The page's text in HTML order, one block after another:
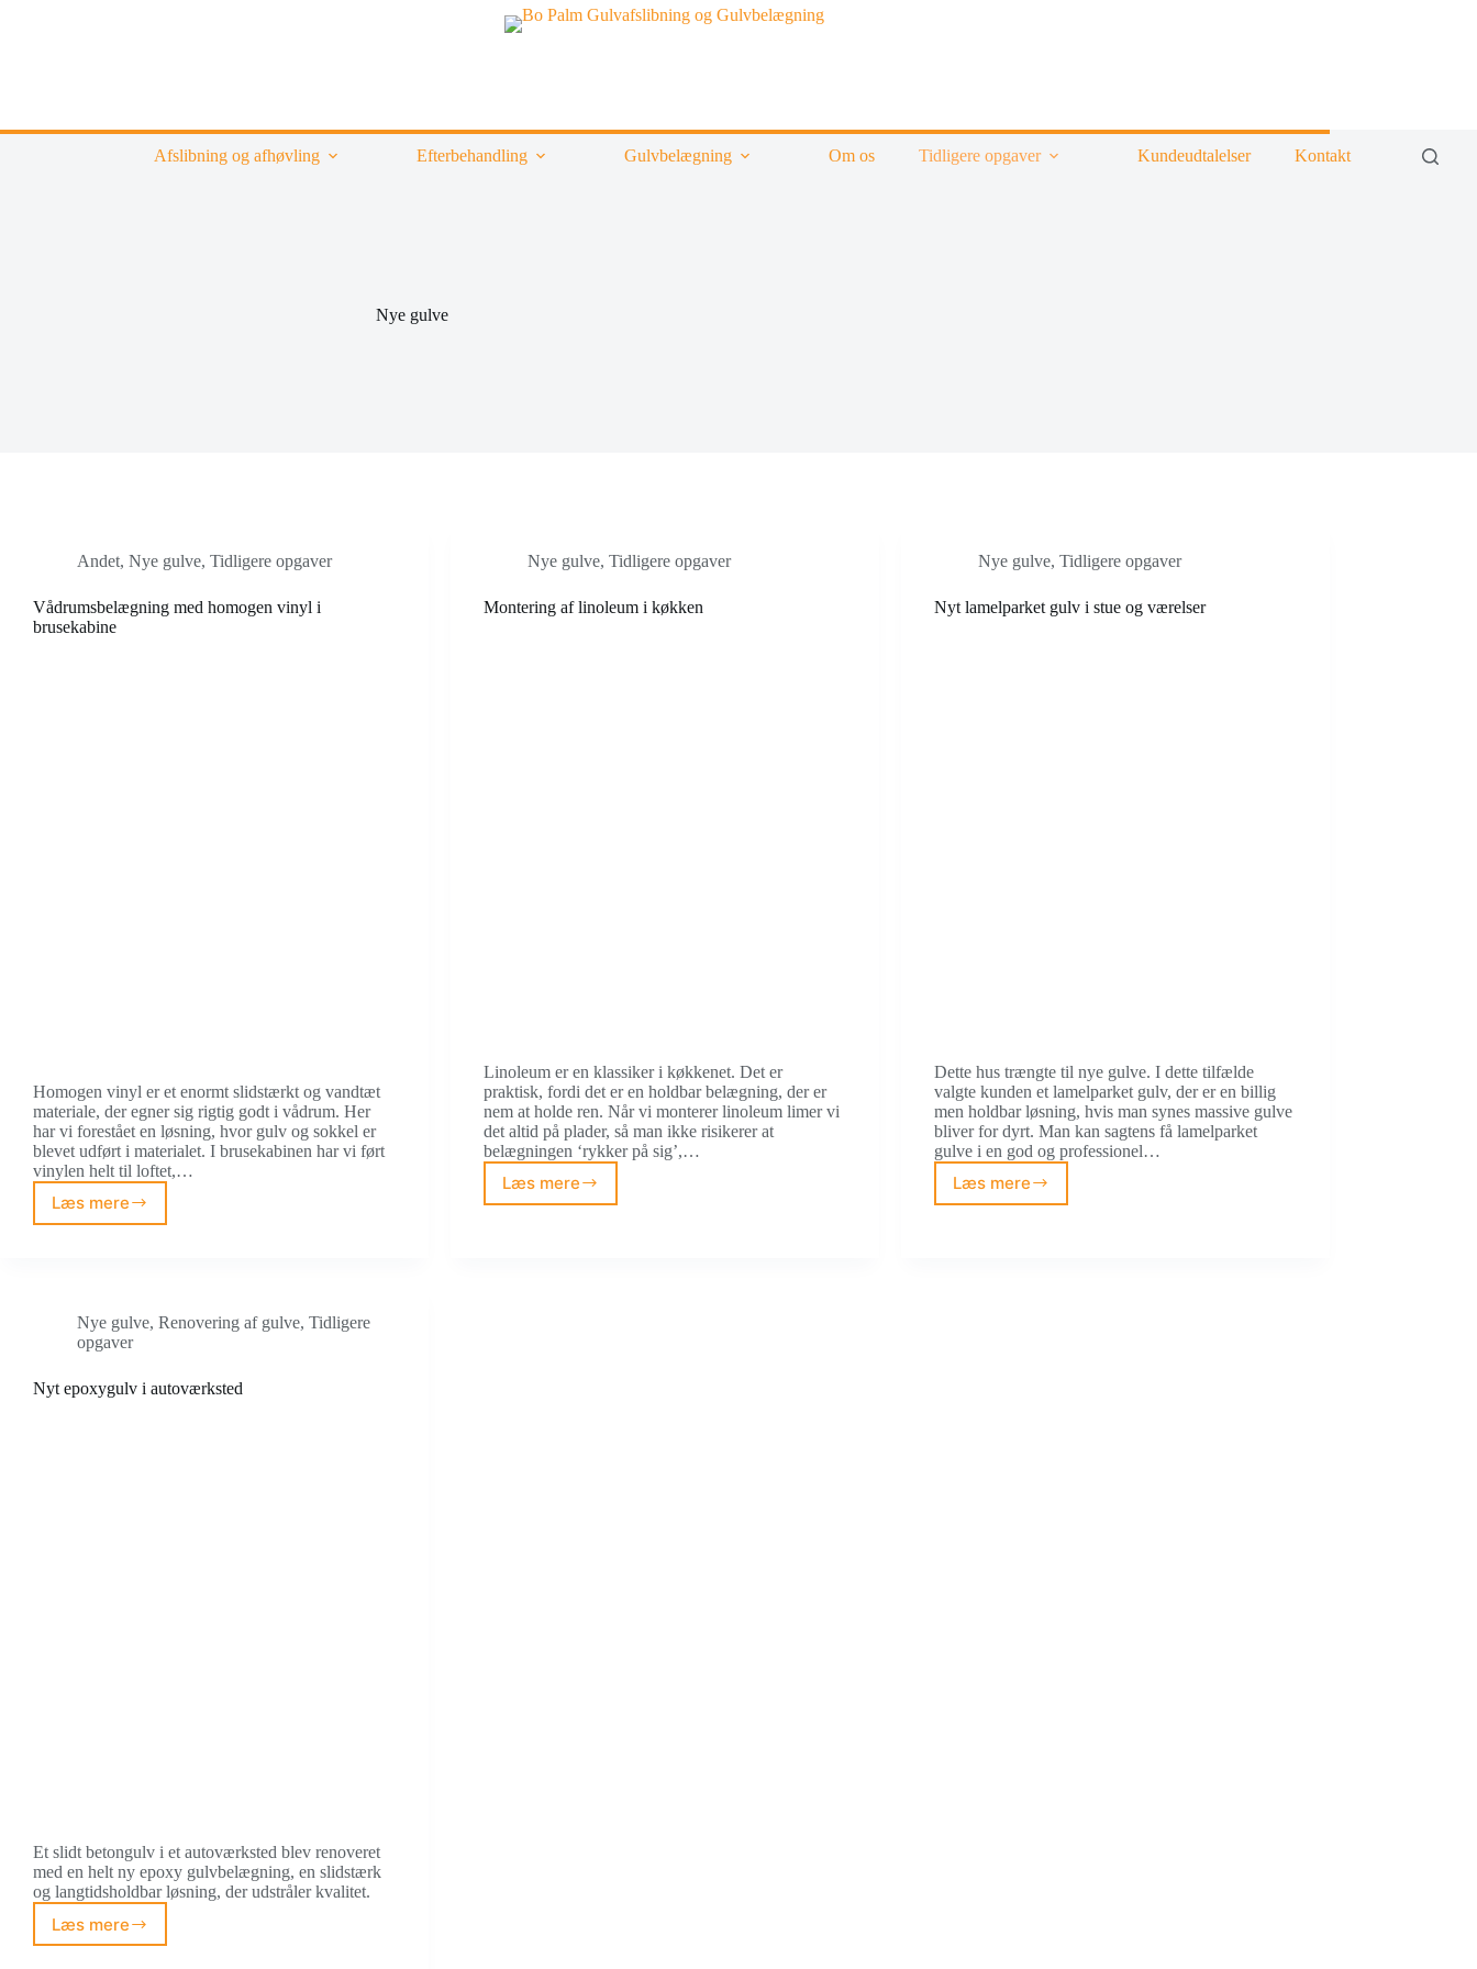
Afslibning og afhøvling Efterbehandling Gulvbelægning Om os Tidligere opgaver Kundeudtalelser Kontakt
Nye gulve
Andet, Nye gulve, Tidligere opgaver
Vådrumsbelægning med homogen vinyl i
brusekabine
Homogen vinyl er et enormt slidstærkt og vandtæt
materiale, der egner sig rigtig godt i vådrum. Her
har vi forestået en løsning, hvor gulv og sokkel er
blevet udført i materialet. I brusekabinen har vi ført
vinylen helt til loftet,…
Læs mereVådrumsbelægning
brusekabine
Nye gulve, Tidligere opgaver
Montering af linoleum i køkken
Linoleum er en klassiker i køkkenet. Det er
praktisk, fordi det er en holdbar belægning, der er
nem at holde ren. Når vi monterer linoleum limer vi
det altid på plader, så man ikke risikerer at
belægningen ‘rykker på sig’,…
Læs mereMontering
Nye gulve, Tidligere opgaver
Nyt lamelparket gulv i stue og værelser
Dette hus trængte til nye gulve. I dette tilfælde
valgte kunden et lamelparket gulv, der er en billig
men holdbar løsning, hvis man synes massive gulve
bliver for dyrt. Man kan sagtens få lamelparket
gulve i en god og professionel…
Læs mere
Nyt
Nye gulve, Renovering af gulve, Tidligere
opgaver
Nyt epoxygulv i autoværksted
Et slidt betongulv i et autoværksted blev renoveret
med en helt ny epoxy gulvbelægning, en slidstærk
og langtidsholdbar løsning, der udstråler kvalitet.
Læs mere
Nyt